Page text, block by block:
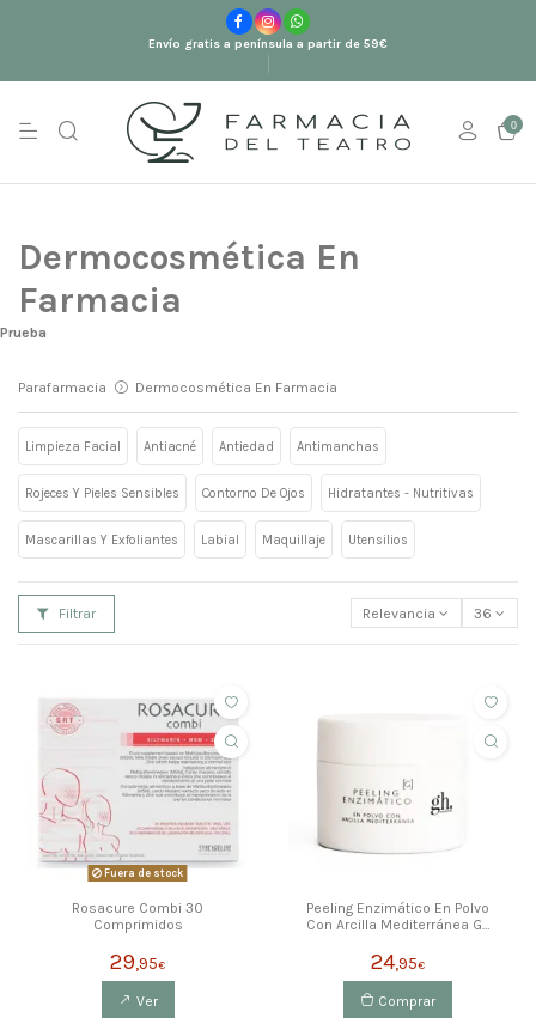
Envío gratis a península a partir de 59€
0
Dermocosmética En
Farmacia
Prueba
Parafarmacia Dermocosmética En Farmacia
Limpieza Facial Antiacné Antiedad Antimanchas
Rojeces Y Pieles Sensibles Contorno De Ojos Hidratantes - Nutritivas
Mascarillas Y Exfoliantes Labial Maquillaje Utensilios
Filtrar Relevancia 36
Fuera de stock
Rosacure Combi 30
Comprimidos
29,95€
Ver
Peeling Enzimático En Polvo
Con Arcilla Mediterránea Gh
24,95€
Comprar